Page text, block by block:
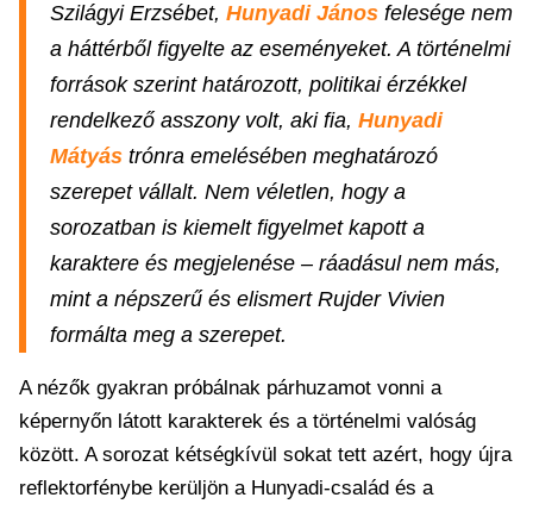
Szilágyi Erzsébet, Hunyadi János felesége nem
a háttérből figyelte az eseményeket. A történelmi
források szerint határozott, politikai érzékkel
rendelkező asszony volt, aki fia, Hunyadi
Mátyás trónra emelésében meghatározó
szerepet vállalt. Nem véletlen, hogy a
sorozatban is kiemelt figyelmet kapott a
karaktere és megjelenése – ráadásul nem más,
mint a népszerű és elismert Rujder Vivien
formálta meg a szerepet.
A nézők gyakran próbálnak párhuzamot vonni a
képernyőn látott karakterek és a történelmi valóság
között. A sorozat kétségkívül sokat tett azért, hogy újra
reflektorfénybe kerüljön a Hunyadi-család és a